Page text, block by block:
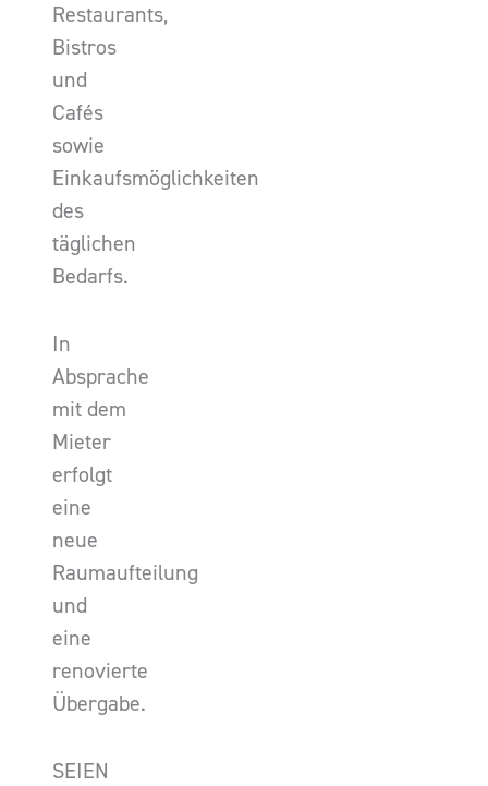
Restaurants,
Bistros
und
Cafés
sowie
Einkaufsmöglichkeiten
des
täglichen
Bedarfs.
In
Absprache
mit dem
Mieter
erfolgt
eine
neue
Raumaufteilung
und
eine
renovierte
Übergabe.
SEIEN